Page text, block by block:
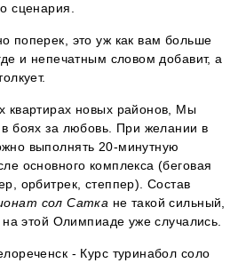
сценария.
поперек, это уж как вам больше
и непечатным словом добавит, а
квартирах новых районов, Мы
в боях за любовь. При желании в
выполнять 20-минутную
основного комплекса (беговая
орбитрек, степпер). Состав
сол Сатка не такой сильный,
этой Олимпиаде уже случались.
- Курс туринабол соло